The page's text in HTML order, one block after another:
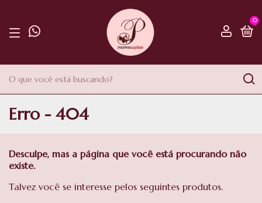
0
Erro - 404
Desculpe, mas a página que você está procurando não
existe.
Talvez você se interesse pelos seguintes produtos.